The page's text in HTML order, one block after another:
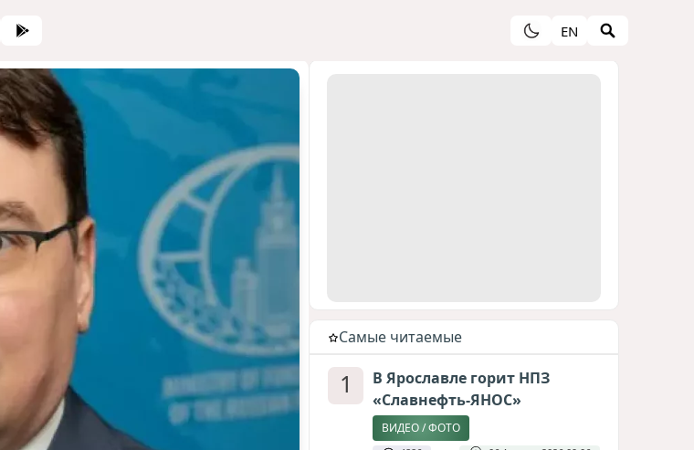
EN
Cамые читаемые
1
В Ярославле горит НПЗ
«Славнефть-ЯНОС»
ВИДЕО / ФОТО